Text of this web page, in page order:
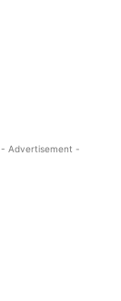
- Advertisement -